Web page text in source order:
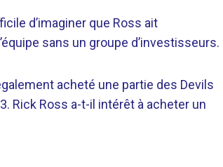
d’imaginer que Ross ait
sans un groupe d’investisseurs.
acheté une partie des Devils
Rick Ross a-t-il intérêt à acheter un